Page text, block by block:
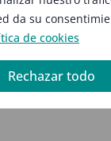
da su
de cookies
Rechazar todo